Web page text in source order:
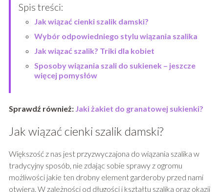
Spis treści:
Jak wiązać cienki szalik damski?
Wybór odpowiedniego stylu wiązania szalika
Jak wiązać szalik? Triki dla kobiet
Sposoby wiązania szali do sukienek – jeszcze
więcej pomysłów
Sprawdź również: Jaki żakiet do granatowej sukienki?
Jak wiązać cienki szalik damski?
Większość z nas jest przyzwyczajona do wiązania szalika w
tradycyjny sposób, nie zdając sobie sprawy z ogromu
możliwości jakie ten drobny element garderoby przed nami
otwiera. W zależności od długości i kształtu szalika oraz okazji